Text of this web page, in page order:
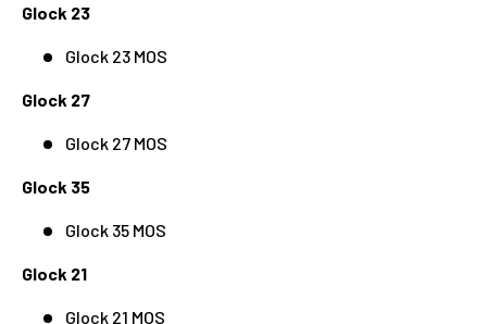
Glock 23
Glock 23 MOS
Glock 27
Glock 27 MOS
Glock 35
Glock 35 MOS
Glock 21
Glock 21 MOS